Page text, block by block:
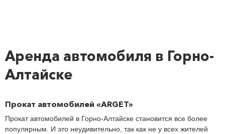
Аренда автомобиля в Горно-
Алтайске
Прокат автомобилей «ARGET»
Прокат автомобилей в Горно-Алтайске становится все более
популярным. И это неудивительно, так как не у всех жителей